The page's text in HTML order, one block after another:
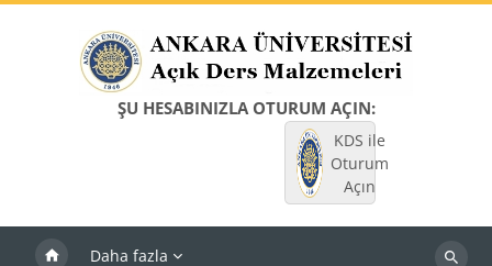
ŞU HESABINIZLA OTURUM AÇIN:
KDS ile
Oturum
Açın
Daha fazla